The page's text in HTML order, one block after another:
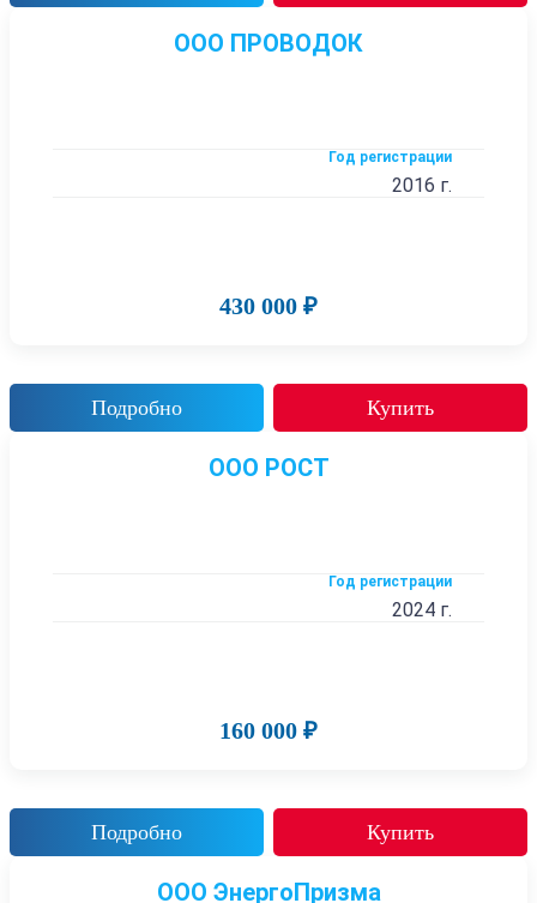
ООО ПРОВОДОК
Год регистрации
2016 г.
430 000 ₽
Подробно Купить
ООО РОСТ
Год регистрации
2024 г.
160 000 ₽
Подробно Купить
ООО ЭнергоПризма